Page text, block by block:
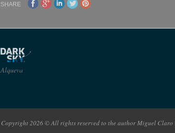
SHARE
Alqueva
Copyright 2026 © All rights reserved to the author Miguel